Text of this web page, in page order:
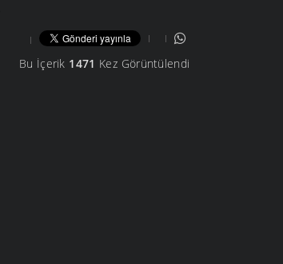
Bu İçerik 1471 Kez Görüntülendi